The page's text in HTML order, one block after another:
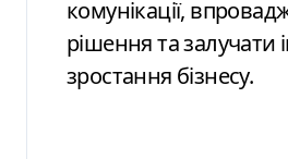
комунікації,
рішення та залучати
зростання бізнесу.